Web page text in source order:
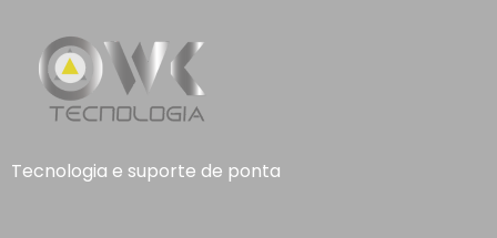
Tecnologia e suporte de ponta